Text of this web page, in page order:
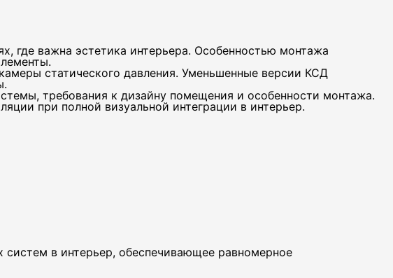
где важна эстетика интерьера. Особенностью монтажа
статического давления. Уменьшенные версии КСД
требования к дизайну помещения и особенности монтажа.
при полной визуальной интеграции в интерьер.
в интерьер, обеспечивающее равномерное